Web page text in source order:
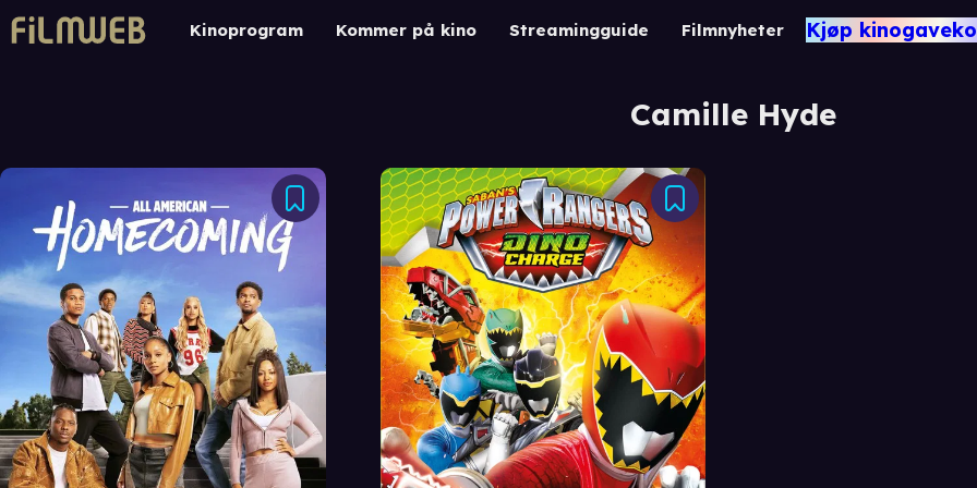
Kinoprogram Kommer på kino Streamingguide Filmnyheter Kjøp
Camille Hyde